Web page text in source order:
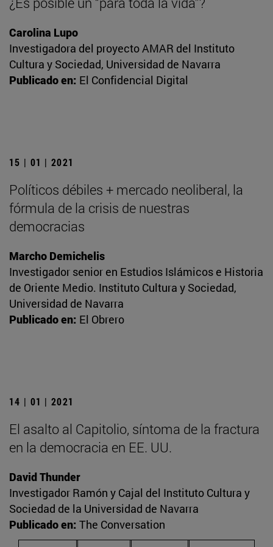
Carolina Lupo
Investigadora del proyecto AMAR del Instituto
Cultura y Sociedad, Universidad de Navarra
Publicado en: El Confidencial Digital
15 | 01 | 2021
Políticos débiles + mercado neoliberal, la
fórmula de la crisis de nuestras
democracias
Marcho Demichelis
Investigador senior en Estudios Islámicos e Historia
de Oriente Medio. Instituto Cultura y Sociedad,
Universidad de Navarra
Publicado en: El Obrero
14 | 01 | 2021
El asalto al Capitolio, síntoma de la fractura
en la democracia en EE. UU.
David Thunder
Investigador Ramón y Cajal del Instituto Cultura y
Sociedad de la Universidad de Navarra
Publicado en: The Conversation